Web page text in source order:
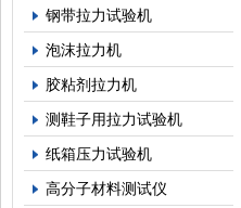
钢带拉力试验机
泡沫拉力机
胶粘剂拉力机
测鞋子用拉力试验机
纸箱压力试验机
高分子材料测试仪